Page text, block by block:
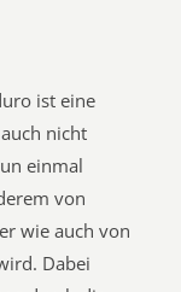
ist eine
nicht
einmal
von
wie auch von
Dabei